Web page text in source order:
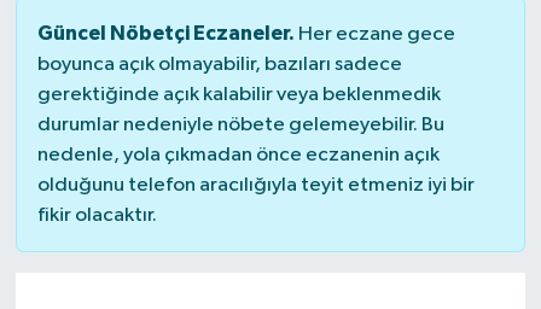
Güncel Nöbetçi Eczaneler. Her eczane gece
boyunca açık olmayabilir, bazıları sadece
gerektiğinde açık kalabilir veya beklenmedik
durumlar nedeniyle nöbete gelemeyebilir. Bu
nedenle, yola çıkmadan önce eczanenin açık
olduğunu telefon aracılığıyla teyit etmeniz iyi bir
fikir olacaktır.